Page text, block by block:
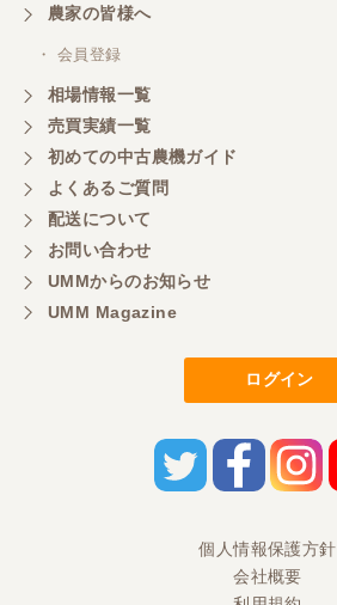
農家の皆様へ
・ 会員登録
相場情報一覧
売買実績一覧
初めての中古農機ガイド
よくあるご質問
配送について
お問い合わせ
UMMからのお知らせ
UMM Magazine
ログイン
個人情報保護方針
会社概要